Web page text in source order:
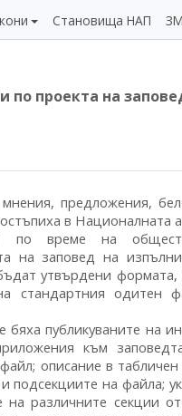
Становища НАП
по проекта на
предложения,
в Националната
по време на
на заповед на
утвърдени формата,
стандартния одитен
бяха публикуваните на
към
описание в
подсекциите на файла;
различните секции